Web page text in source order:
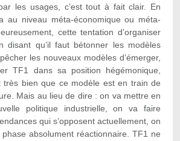
les usages, c’est tout à fait clair. En
au niveau méta-économique ou méta-
cette tentation d’organiser
disant qu’il faut bétonner les modèles
les nouveaux modèles d’émerger,
TF1 dans sa position hégémonique,
très bien que ce modèle est en train de
Mais au lieu de dire : on va mettre en
politique industrielle, on va faire
qui s’opposent actuellement, on
absolument réactionnaire. TF1 ne